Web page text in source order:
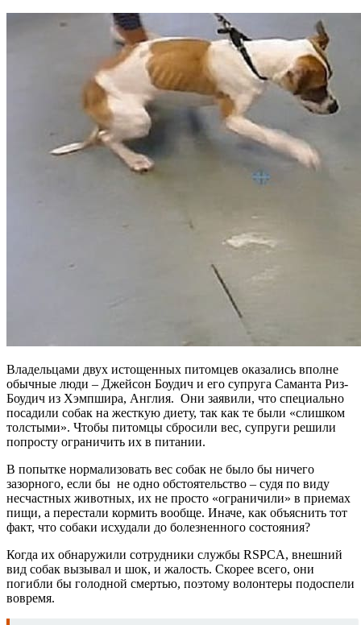
Владельцами двух истощенных питомцев оказались вполне
обычные люди – Джейсон Боудич и его супруга Саманта Риз-
Боудич из Хэмпшира, Англия. Они заявили, что специально
посадили собак на жесткую диету, так как те были «слишком
толстыми». Чтобы питомцы сбросили вес, супруги решили
попросту ограничить их в питании.
В попытке нормализовать вес собак не было бы ничего
зазорного, если бы не одно обстоятельство – судя по виду
несчастных животных, их не просто «ограничили» в приемах
пищи, а перестали кормить вообще. Иначе, как объяснить тот
факт, что собаки исхудали до болезненного состояния?
Когда их обнаружили сотрудники службы RSPCA, внешний
вид собак вызывал и шок, и жалость. Скорее всего, они
погибли бы голодной смертью, поэтому волонтеры подоспели
вовремя.